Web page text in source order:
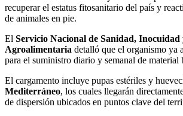
recuperar el estatus fitosanitario del país y
de animales en pie.
El Servicio Nacional de Sanidad, Inocuidad
Agroalimentaria detalló que el organismo ya
para el suministro diario y semanal de material
El cargamento incluye pupas estériles y
Mediterráneo, los cuales llegarán
de dispersión ubicados en puntos clave del